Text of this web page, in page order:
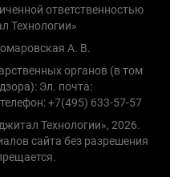
ответственностью
Технологии»
А. В.
органов (в том
Эл. почта:
+7(495) 633-57-57
Технологии», 2026.
сайта без разрешения